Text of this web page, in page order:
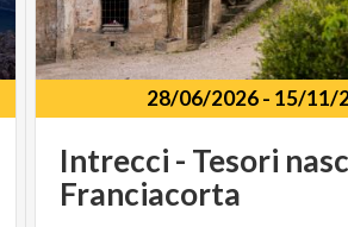
28/06/2026- 15/11/
Intrecci - Tesori
Franciacorta